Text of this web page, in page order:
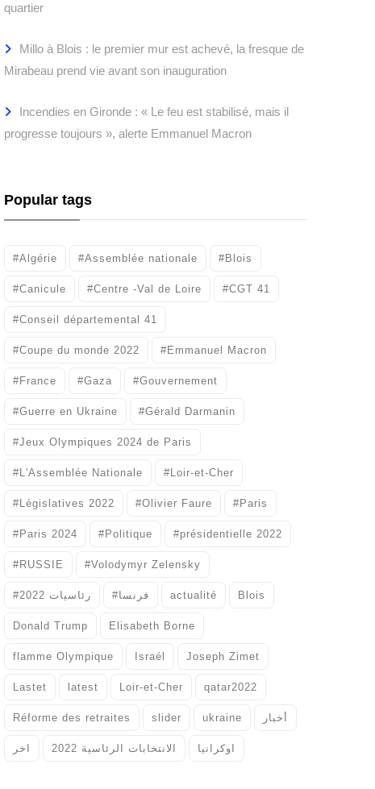
quartier
Millo à Blois : le premier mur est achevé, la fresque de
Mirabeau prend vie avant son inauguration
Incendies en Gironde : « Le feu est stabilisé, mais il
progresse toujours », alerte Emmanuel Macron
Popular tags
#Algérie #Assemblée nationale #Blois
#Canicule #Centre -Val de Loire #CGT 41
#Conseil départemental 41
#Coupe du monde 2022 #Emmanuel Macron
#France #Gaza #Gouvernement
#Guerre en Ukraine #Gérald Darmanin
#Jeux Olympiques 2024 de Paris
#L'Assemblée Nationale #Loir-et-Cher
#Législatives 2022 #Olivier Faure #Paris
#Paris 2024 #Politique #présidentielle 2022
#RUSSIE #Volodymyr Zelensky
#رئاسيات 2022 #فرنسا actualité Blois
Donald Trump Elisabeth Borne
flamme Olympique Israél Joseph Zimet
Lastet latest Loir-et-Cher qatar2022
Réforme des retraites slider ukraine أخبار
اخر الانتخابات الرئاسية 2022 اوكرانيا